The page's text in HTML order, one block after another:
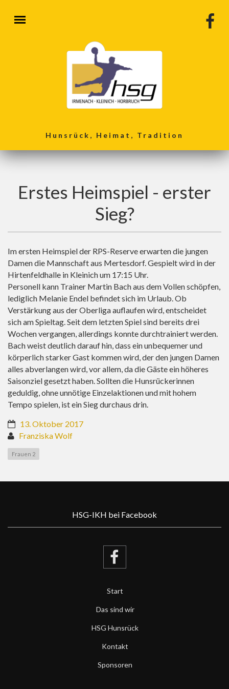
Hunsrück, Heimat, Tradition
Erstes Heimspiel - erster
Sieg?
Im ersten Heimspiel der RPS-Reserve erwarten die jungen
Damen die Mannschaft aus Mertesdorf. Gespielt wird in der
Hirtenfeldhalle in Kleinich um 17:15 Uhr.
Personell kann Trainer Martin Bach aus dem Vollen schöpfen,
lediglich Melanie Endel befindet sich im Urlaub. Ob
Verstärkung aus der Oberliga auflaufen wird, entscheidet
sich am Spieltag. Seit dem letzten Spiel sind bereits drei
Wochen vergangen, allerdings konnte durchtrainiert werden.
Bach weist deutlich darauf hin, dass ein unbequemer und
körperlich starker Gast kommen wird, der den jungen Damen
alles abverlangen wird, vor allem, da die Gäste ein höheres
Saisonziel gesetzt haben. Sollten die Hunsrückerinnen
geduldig, ohne unnötige Einzelaktionen und mit hohem
Tempo spielen, ist ein Sieg durchaus drin.
13. Oktober 2017
Franziska Wolf
Frauen 2
HSG-IKH bei Facebook
Start
Das sind wir
HSG Hunsrück
Kontakt
Sponsoren